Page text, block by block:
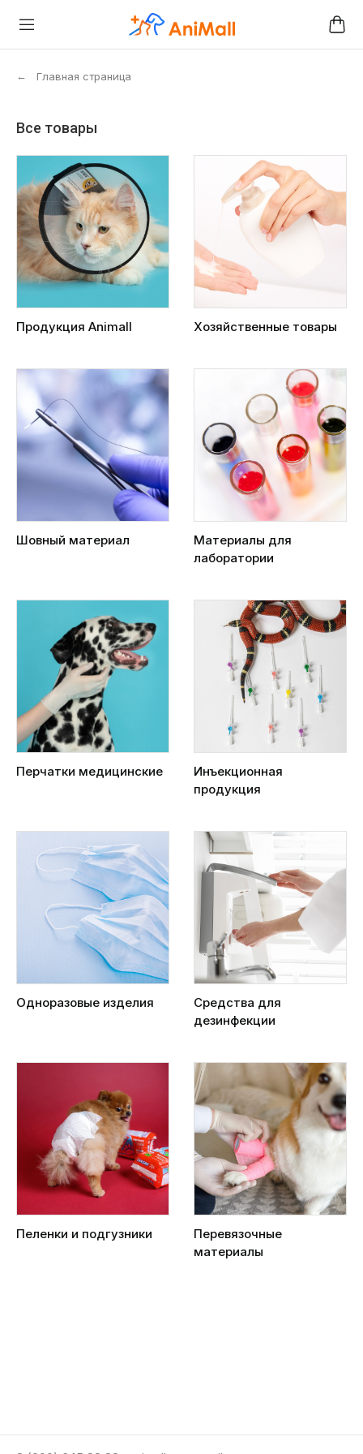
← Главная страница
Все товары
Продукция Animall Хозяйственные товары
Шовный материал
Материалы для
лаборатории
Перчатки медицинские
Инъекционная
продукция
Одноразовые изделия
Средства для
дезинфекции
Пеленки и подгузники
Перевязочные
материалы